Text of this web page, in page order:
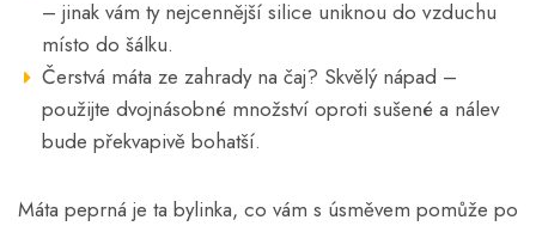
– jinak vám ty nejcennější silice uniknou do vzduchu
místo do šálku.
Čerstvá máta ze zahrady na čaj? Skvělý nápad –
použijte dvojnásobné množství oproti sušené a nálev
bude překvapivě bohatší.
Máta peprná je ta bylinka, co vám s úsměvem pomůže po